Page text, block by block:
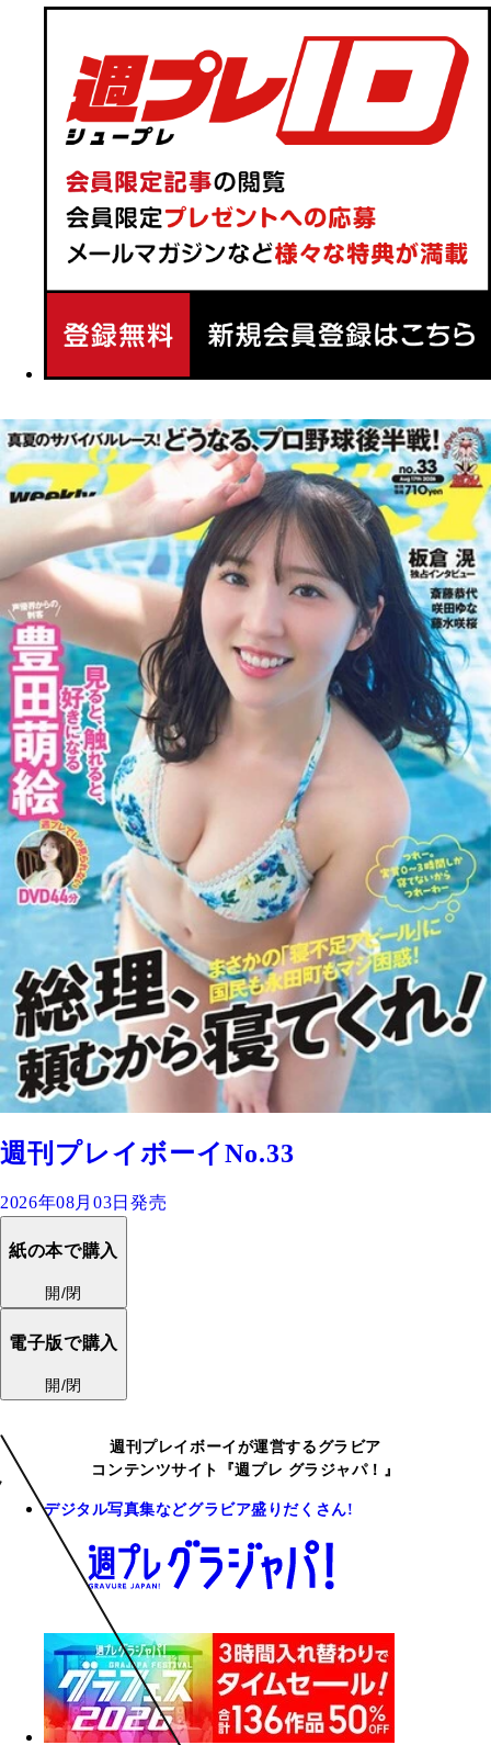
週刊プレイボーイNo.33
2026年08月03日発売
紙の本で購入
開/閉
電子版で購入
開/閉
週刊プレイボーイが運営するグラビア
コンテンツサイト『週プレ グラジャパ！』
デジタル写真集などグラビア盛りだくさん!